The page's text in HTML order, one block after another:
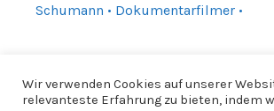
Schumann • Dokumentarfilmer •
Wir verwenden Cookies auf unserer
relevanteste Erfahrung zu bieten, indem